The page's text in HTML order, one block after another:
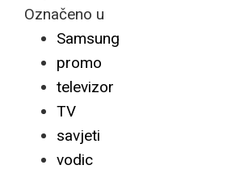
Označeno u
Samsung
promo
televizor
TV
savjeti
vodic